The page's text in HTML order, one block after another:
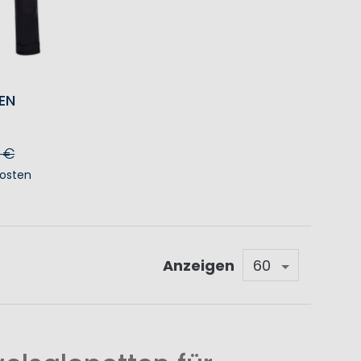
€
Anzeigen